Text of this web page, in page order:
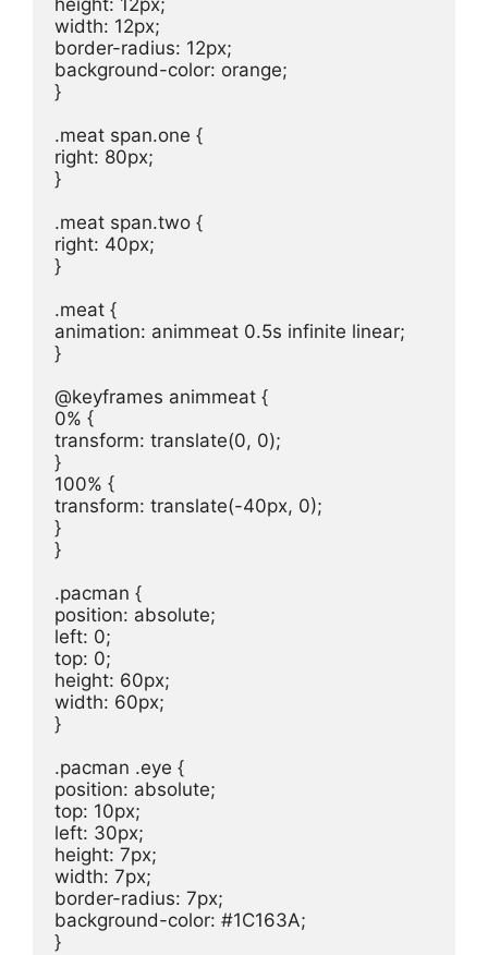
height: 12px;
width: 12px;
border-radius: 12px;
background-color: orange;
}
.meat span.one {
right: 80px;
}
.meat span.two {
right: 40px;
}
.meat {
animation: animmeat 0.5s infinite linear;
}
@keyframes animmeat {
0% {
transform: translate(0, 0);
}
100% {
transform: translate(-40px, 0);
}
}
.pacman {
position: absolute;
left: 0;
top: 0;
height: 60px;
width: 60px;
}
.pacman .eye {
position: absolute;
top: 10px;
left: 30px;
height: 7px;
width: 7px;
border-radius: 7px;
background-color: #1C163A;
}